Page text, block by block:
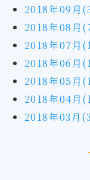
2018年09月
2018年08月
2018年07月
2018年06月
2018年05月
2018年04月
2018年03月